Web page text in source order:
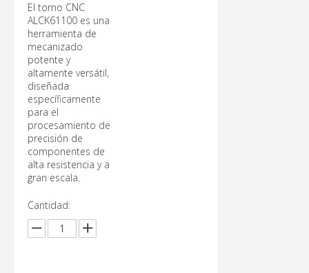
El torno CNC
ALCK61100 es una
herramienta de
mecanizado
potente y
altamente versátil,
diseñada
específicamente
para el
procesamiento de
precisión de
componentes de
alta resistencia y a
gran escala.
Cantidad: